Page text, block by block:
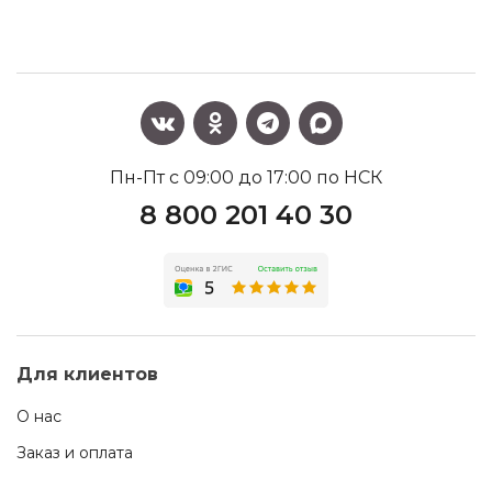
Пн-Пт с 09:00 до 17:00 по НСК
8 800 201 40 30
Для клиентов
О нас
Заказ и оплата